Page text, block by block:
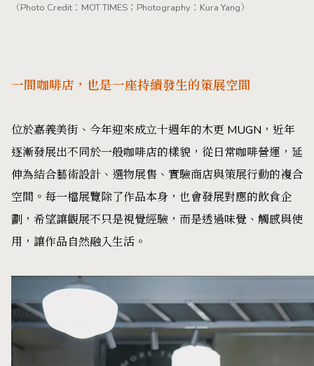
（Photo Credit：MOT TIMES；Photography：Kura Yang）
一間咖啡店，也是一座持續發生的策展空間
位於嘉義美街、今年迎來成立十週年的木更 MUGN，近年
逐漸發展出不同於一般咖啡店的樣貌，從日常咖啡營運，延
伸為結合藝術設計、選物展售、實驗商店與策展行動的複合
空間。每一檔展覽除了作品本身，也會發展對應的飲食企
劃，希望讓觀展不只是視覺經驗，而是透過味覺、觸感與使
用，讓作品自然融入生活。